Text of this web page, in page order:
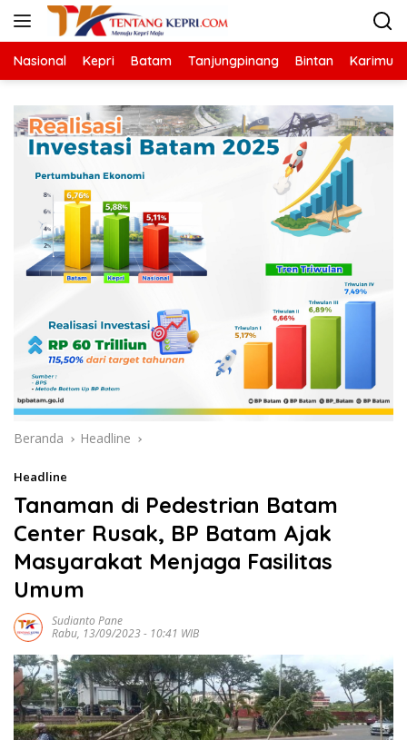
Langsung
Nasional Kepri Batam Tanjungpinang Bintan Karimun
Beranda Headline
Headline
Tanaman di Pedestrian Batam
Center Rusak, BP Batam Ajak
Masyarakat Menjaga Fasilitas
Umum
Sudianto Pane
Rabu, 13/09/2023 - 10:41 WIB